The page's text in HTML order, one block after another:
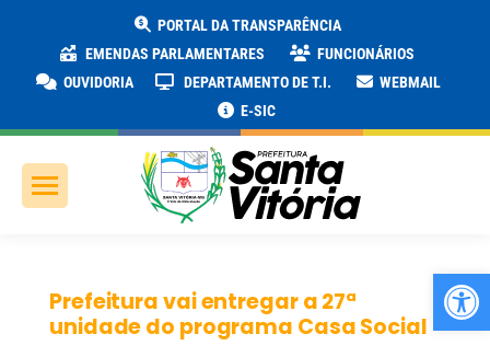
PORTAL DA TRANSPARÊNCIA
EMENDAS PARLAMENTARES
FUNCIONÁRIOS
OUVIDORIA
DEPARTAMENTO DE T.I.
WEBMAIL
E-SIC
Prefeitura vai entregar a 27ª
unidade do programa Casa Social